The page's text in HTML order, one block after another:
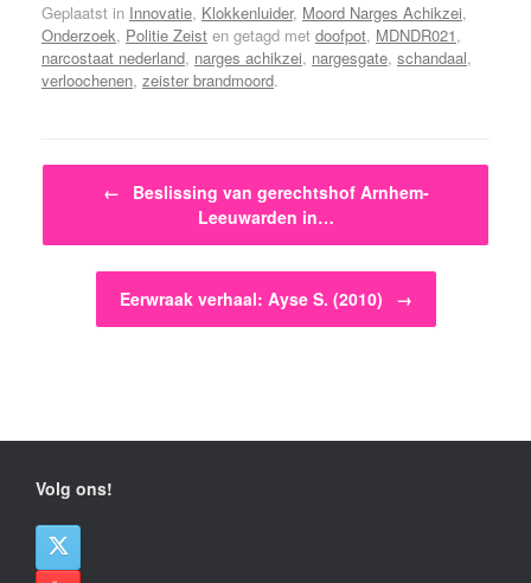
Geplaatst in Innovatie, Klokkenluider, Moord Narges Achikzei,
Onderzoek, Politie Zeist en getagd met doofpot, MDNDR021,
narcostaat nederland, narges achikzei, nargesgate, schandaal,
verloochenen, zeister brandmoord.
←
Beslissing van gerechtshof Arnhem-
Leeuwarden in…
Eerwraak verhaal: Ayse S. (2010) →
Volg ons!